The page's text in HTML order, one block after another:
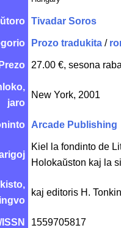
Tivadar Soros
Prozo tradukita /
Prezo 27.00 €, sesona
jaro
New York, 2001
Arcade Publishing
Kiel la fondinto de
Holokaŭston kaj la
lingvo
kaj editoris H.
1559705817